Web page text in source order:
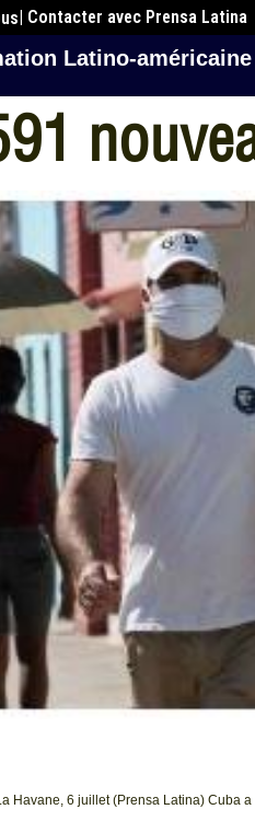
| Contacter avec Prensa Latina
Latino-américaine
Havane, 6 juillet (Prensa Latina) Cuba